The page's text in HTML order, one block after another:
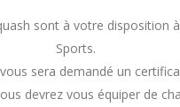
sont à votre disposition
Sports.
sera demandé un
devrez vous équiper de